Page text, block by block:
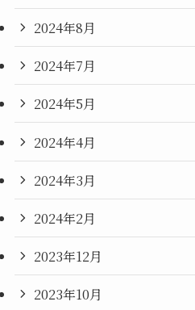
2024年8月
2024年7月
2024年5月
2024年4月
2024年3月
2024年2月
2023年12月
2023年10月